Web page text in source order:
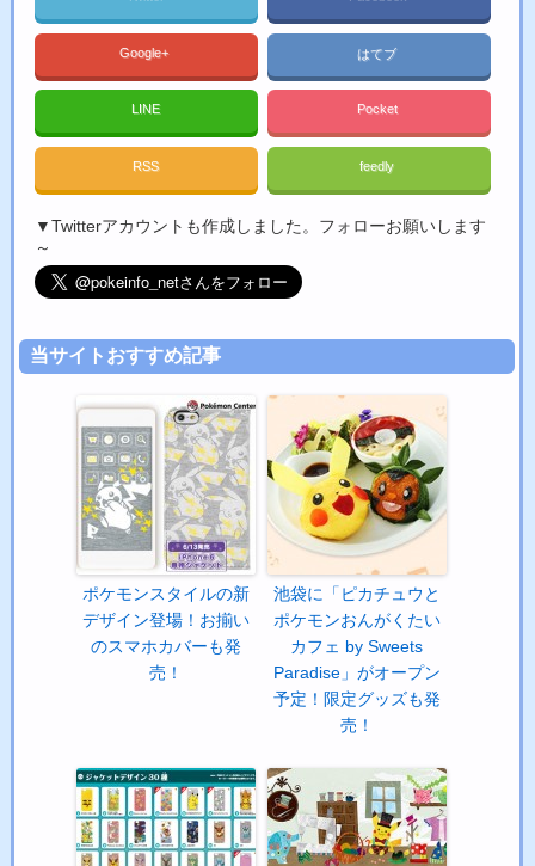
Google+ はてブ
LINE Pocket
RSS feedly
▼Twitterアカウントも作成しました。フォローお願いします
～
当サイトおすすめ記事
ポケモンスタイルの新
デザイン登場！お揃い
のスマホカバーも発
売！
池袋に「ピカチュウと
ポケモンおんがくたい
カフェ by Sweets
Paradise」がオープン
予定！限定グッズも発
売！